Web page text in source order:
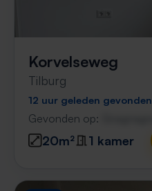
Korvelseweg
Tilburg
12 uur geleden gevonden
Gevonden op:
20m² 1 kamer